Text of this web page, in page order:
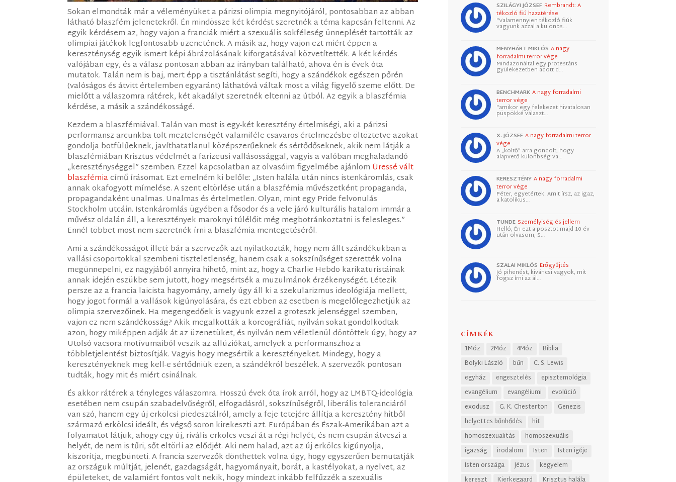
Sokan elmondták már a véleményüket a párizsi olimpia megnyitójáról, pontosabban az abban
látható blaszfém jelenetekről. Én mindössze két kérdést szeretnék a téma kapcsán feltenni. Az
egyik kérdésem az, hogy vajon a franciák miért a szexuális sokféleség ünneplését tartották az
olimpiai játékok legfontosabb üzenetének. A másik az, hogy vajon ezt miért éppen a
kereszténység egyik ismert képi ábrázolásának kiforgatásával közvetítették. A két kérdés
valójában egy, és a válasz pontosan abban az irányban található, ahova én is évek óta
mutatok. Talán nem is baj, mert épp a tisztánlátást segíti, hogy a szándékok egészen pőrén
(valóságos és átvitt értelemben egyaránt) láthatóvá váltak most a világ figyelő szeme előtt. De
mielőtt a válaszomra rátérek, két akadályt szeretnék eltenni az útból. Az egyik a blaszfémia
kérdése, a másik a szándékosságé.
Kezdem a blaszfémiával. Talán van most is egy-két keresztény értelmiségi, aki a párizsi
performansz arcunkba tolt meztelenségét valamiféle csavaros értelmezésbe öltöztetve azokat
gondolja botfülűeknek, javíthatatlanul középszerűeknek és sértődőseknek, akik nem látják a
blaszfémiában Krisztus védelmét a farizeusi vallásossággal, vagyis a valóban meghaladandó
„kereszténységgel” szemben. Ezzel kapcsolatban az olvasóim figyelmébe ajánlom Üressé vált
blaszfémiacímű írásomat. Ezt emelném ki belőle: „Isten halála után nincs istenkáromlás, csak
annak okafogyott mímelése. A szent eltörlése után a blaszfémia művészetként propaganda,
propagandaként unalmas. Unalmas és értelmetlen. Olyan, mint egy Pride felvonulás
Stockholm utcáin. Istenkáromlás ügyében a fősodor és a vele járó kulturális hatalom immár a
művész oldalán áll, a keresztények maroknyi túlélőit még megbotránkoztatni is felesleges.”
Ennél többet most nem szeretnék írni a blaszfémia mentegetéséről.
Ami a szándékosságot illeti: bár a szervezők azt nyilatkozták, hogy nem állt szándékukban a
vallási csoportokkal szembeni tiszteletlenség, hanem csak a sokszínűséget szerették volna
megünnepelni, ez nagyjából annyira hihető, mint az, hogy a Charlie Hebdo karikaturistáinak
annak idején eszükbe sem jutott, hogy megsértsék a muzulmánok érzékenységét. Létezik
persze az a francia laicista hagyomány, amely úgy áll ki a szekularizmus ideológiája mellett,
hogy jogot formál a vallások kigúnyolására, és ezt ebben az esetben is megelőlegezhetjük az
olimpia szervezőinek. Ha megengedőek is vagyunk ezzel a groteszk jelenséggel szemben,
vajon ez nem szándékosság? Akik megalkották a koreográfiát, nyilván sokat gondolkodtak
azon, hogy miképpen adják át az üzenetüket, és nyilván nem véletlenül döntöttek úgy, hogy az
Utolsó vacsora motívumaiból veszik az allúziókat, amelyek a performanszhoz a
többletjelentést biztosítják. Vagyis hogy megsértik a keresztényeket. Mindegy, hogy a
keresztényeknek meg kell-e sértődniük ezen, a szándékról beszélek. A szervezők pontosan
tudták, hogy mit és miért csinálnak.
És akkor rátérek a tényleges válaszomra. Hosszú évek óta írok arról, hogy az LMBTQ-ideológia
esetében nem csupán szabadelvűségről, elfogadásról, sokszínűségről, liberális toleranciáról
van szó, hanem egy új erkölcsi piedesztálról, amely a feje tetejére állítja a keresztény hitből
származó erkölcsi ideált, és végső soron kirekeszti azt. Európában és Észak-Amerikában azt a
folyamatot látjuk, ahogy egy új, rivális erkölcs veszi át a régi helyét, és nem csupán átveszi a
helyét, de nem is tűri, sőt eltörli az elődjét. Aki nem halad, azt az új erkölcs kigúnyolja,
kiszorítja, megbünteti. A francia szervezők dönthettek volna úgy, hogy egyszerűen bemutatják
az országuk múltját, jelenét, gazdagságát, hagyományait, borát, a kastélyokat, a nyelvet, az
épületeket, de valamiért fontos volt nekik, hogy mindezt inkább felfűzzék a szexuális
SZILÁGYI JÓZSEF Rembrandt: A
tékozló fiú hazatérése
"Valamennyien tékozló fiúk
vagyunk azzal a különbs…
MENYHÁRT MIKLÓS A nagy
forradalmi terror vége
Mindazonáltal egy protestáns
gyülekezetben adott d…
BENCHMARK A nagy forradalmi
terror vége
"amikor egy felekezet hivatalosan
püspökké választ…
X. JÓZSEF A nagy forradalmi terror
vége
A „költő” arra gondolt, hogy
alapvető különbség va…
KERESZTÉNY A nagy forradalmi
terror vége
Péter, egyetértek. Amit írsz, az igaz,
a katolikus…
TUNDE Személyiség és jellem
Helló, Én ezt a posztot majd 10 év
után olvasom, S…
SZALAI MIKLÓS Erőgyűjtés
Jó pihenést, kiváncsi vagyok, mit
fogsz írni az ál…
CÍMKÉK
1Móz 2Móz 4Móz
Biblia
Bolyki László
bűn
C. S. Lewis
egyház
engesztelés
episztemológia
evangélium
evangéliumi
evolúció
exodusz
G. K. Chesterton
Genezis
helyettes bűnhődés
hit
homoszexualitás
homoszexuális
igazság
irodalom Isten
Isten igéje
Isten országa
Jézus
kegyelem